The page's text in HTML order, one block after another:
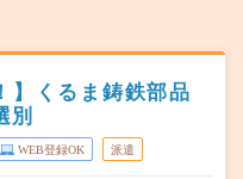
】くるま鋳鉄部品
別
WEB登録OK 派遣